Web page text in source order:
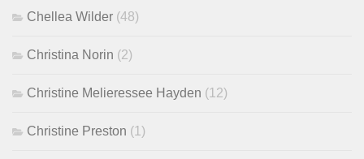
Chellea Wilder (48)
Christina Norin (2)
Christine Melieressee Hayden (12)
Christine Preston (1)